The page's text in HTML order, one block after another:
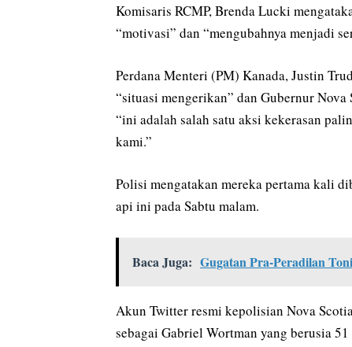
Komisaris RCMP, Brenda Lucki
“motivasi” dan “mengubahnya menjadi
Perdana Menteri (PM) Kanada, Justin
“situasi mengerikan” dan Gubernur
“ini adalah salah satu aksi kekerasan
kami.”
Polisi mengatakan mereka pertama kali
api ini pada Sabtu malam.
Baca Juga: Gugatan Pra-Peradilan
Akun Twitter resmi kepolisian Nova
sebagai Gabriel Wortman yang berusia 51